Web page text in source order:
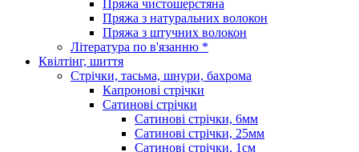
Пряжа чистошерстяна
Пряжа з натуральних волокон
Пряжа з штучних волокон
Література по в'язанню *
Квілтінг, шиття
Стрічки, тасьма, шнури, бахрома
Капронові стрічки
Сатинові стрічки
Сатинові стрічки, 6мм
Сатинові стрічки, 25мм
Сатинові стрічки, 1см